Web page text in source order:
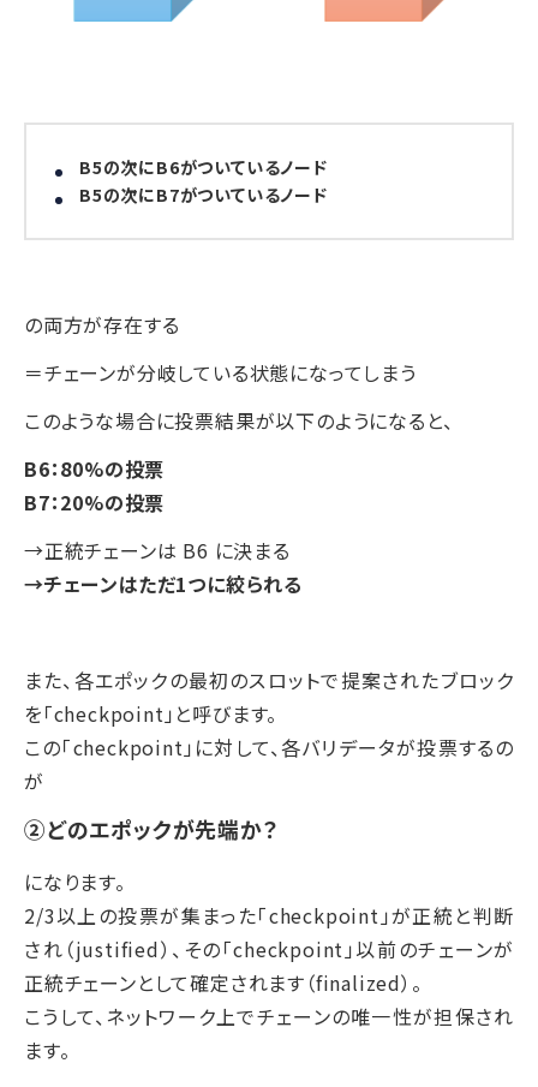
B5の次にB6がついているノード
B5の次にB7がついているノード
の両方が存在する
＝チェーンが分岐している状態になってしまう
このような場合に投票結果が以下のようになると、
B6：80%の投票
B7：20%の投票
→正統チェーンは B6 に決まる
→チェーンはただ1つに絞られる
また、各エポックの最初のスロットで提案されたブロック
を「checkpoint」と呼びます。
この「checkpoint」に対して、各バリデータが投票するの
が
②どのエポックが先端か？
になります。
2/3以上の投票が集まった「checkpoint」が正統と判断
され（justified）、その「checkpoint」以前のチェーンが
正統チェーンとして確定されます（finalized）。
こうして、ネットワーク上でチェーンの唯一性が担保され
ます。